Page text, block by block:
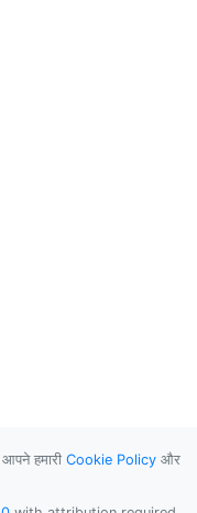
हमारी Cookie Policy और